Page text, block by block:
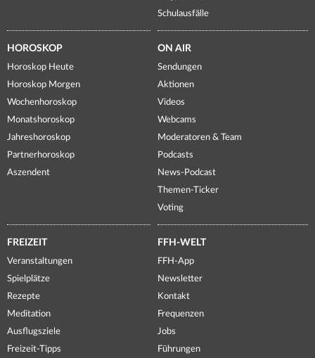
Schulausfälle
HOROSKOP
Horoskop Heute
Horoskop Morgen
Wochenhoroskop
Monatshoroskop
Jahreshoroskop
Partnerhoroskop
Aszendent
ON AIR
Sendungen
Aktionen
Videos
Webcams
Moderatoren & Team
Podcasts
News-Podcast
Themen-Ticker
Voting
FREIZEIT
Veranstaltungen
Spielplätze
Rezepte
Meditation
Ausflugsziele
Freizeit-Tipps
FFH-WELT
FFH-App
Newsletter
Kontakt
Frequenzen
Jobs
Führungen